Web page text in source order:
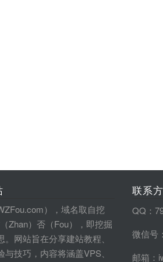
），域名取自挖
（Zhan）否（Fou），即挖掘
。网站旨在分享建站教程、
与技巧，内容将涵盖VPS、
联系
QQ：
微信号
邮箱：